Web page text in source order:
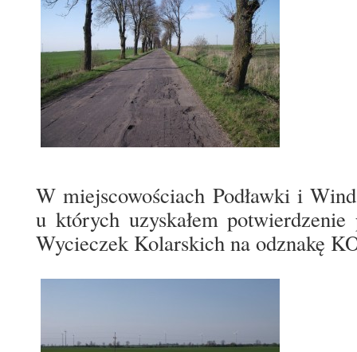
W miejscowościach Podławki i
u których uzyskałem
Wycieczek Kolarskich na odznakę